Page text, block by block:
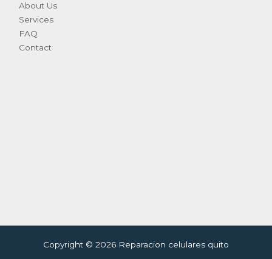
About Us
Services
FAQ
Contact
Copyright © 2026 Reparacion celulares quito